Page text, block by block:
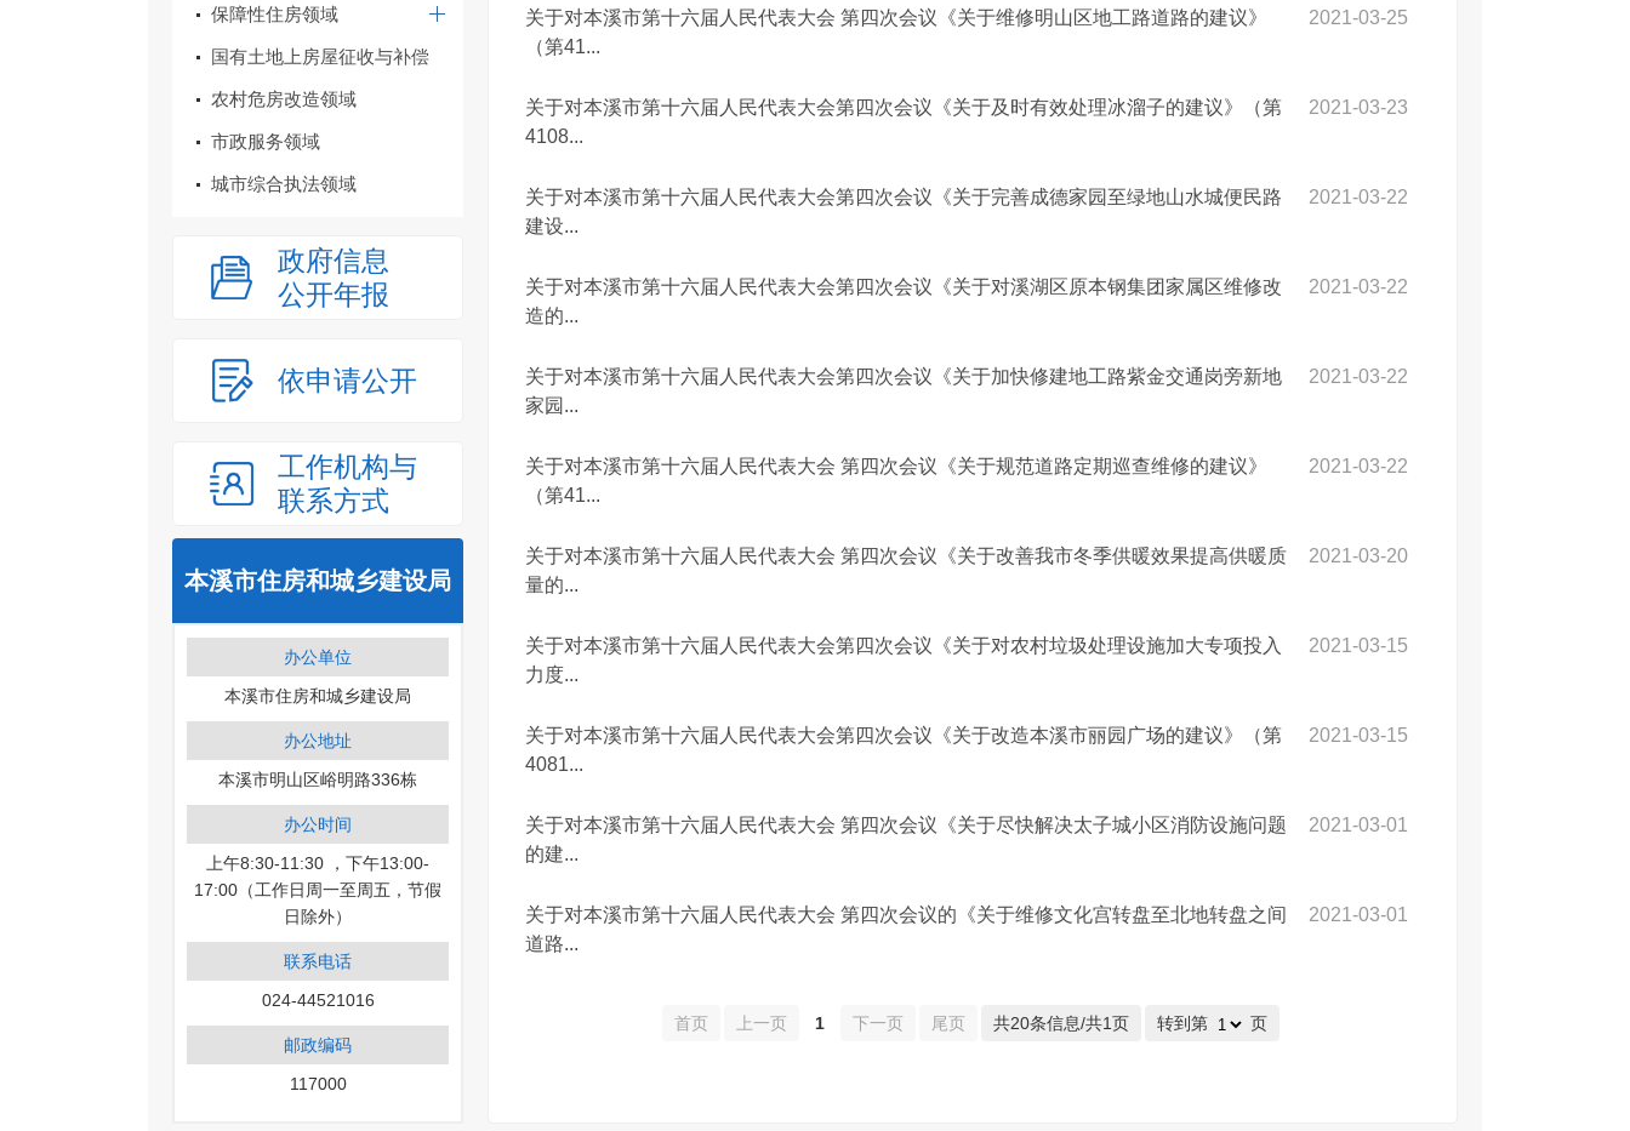
保障性住房领域
国有土地上房屋征收与补偿
农村危房改造领域
市政服务领域
城市综合执法领域
政府信息
公开年报
依申请公开
工作机构与
联系方式
本溪市住房和城乡建设局
办公单位
本溪市住房和城乡建设局
办公地址
本溪市明山区峪明路336栋
办公时间
上午8:30-11:30 ，下午13:00-
17:00（工作日周一至周五，节假
日除外）
联系电话
024-44521016
邮政编码
117000
2021-03-25
关于对本溪市第十六届人民代表大会 第四次会议《关于维修明山区地工路道路的建议》
（第41...
2021-03-23
关于对本溪市第十六届人民代表大会第四次会议《关于及时有效处理冰溜子的建议》（第
4108...
2021-03-22
关于对本溪市第十六届人民代表大会第四次会议《关于完善成德家园至绿地山水城便民路
建设...
2021-03-22
关于对本溪市第十六届人民代表大会第四次会议《关于对溪湖区原本钢集团家属区维修改
造的...
2021-03-22
关于对本溪市第十六届人民代表大会第四次会议《关于加快修建地工路紫金交通岗旁新地
家园...
2021-03-22
关于对本溪市第十六届人民代表大会 第四次会议《关于规范道路定期巡查维修的建议》
（第41...
2021-03-20
关于对本溪市第十六届人民代表大会 第四次会议《关于改善我市冬季供暖效果提高供暖质
量的...
2021-03-15
关于对本溪市第十六届人民代表大会第四次会议《关于对农村垃圾处理设施加大专项投入
力度...
2021-03-15
关于对本溪市第十六届人民代表大会第四次会议《关于改造本溪市丽园广场的建议》（第
4081...
2021-03-01
关于对本溪市第十六届人民代表大会 第四次会议《关于尽快解决太子城小区消防设施问题
的建...
2021-03-01
关于对本溪市第十六届人民代表大会 第四次会议的《关于维修文化宫转盘至北地转盘之间
道路...
首页 上一页 1 下一页 尾页 共20条信息/共1页 转到第 页